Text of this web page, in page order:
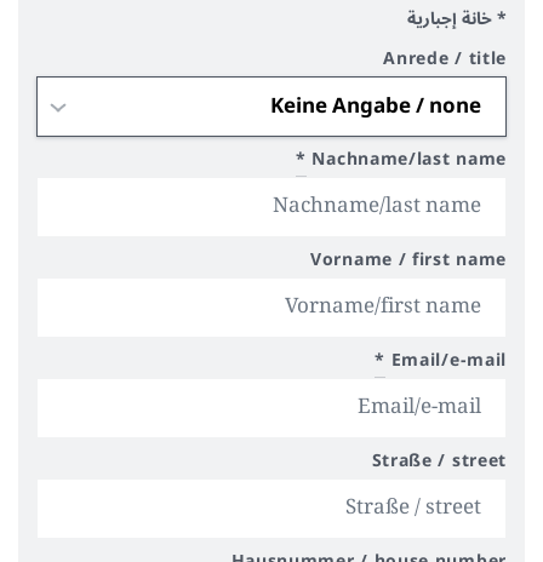
* خانة إجبارية
Anrede / title
Nachname/last name
*
Vorname / first name
Email/e-mail
*
Straße / street